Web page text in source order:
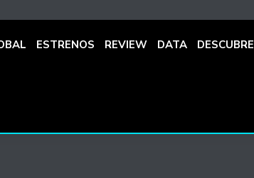
ESTRENOS REVIEW DATA DESCUBRE